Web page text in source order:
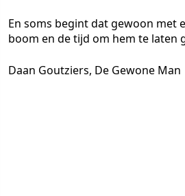
En soms begint dat gewoon met
boom en de tijd om hem te laten
Daan Goutziers, De Gewone Man